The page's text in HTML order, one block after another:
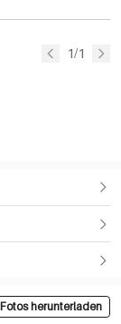
1/1
Fotos herunterladen